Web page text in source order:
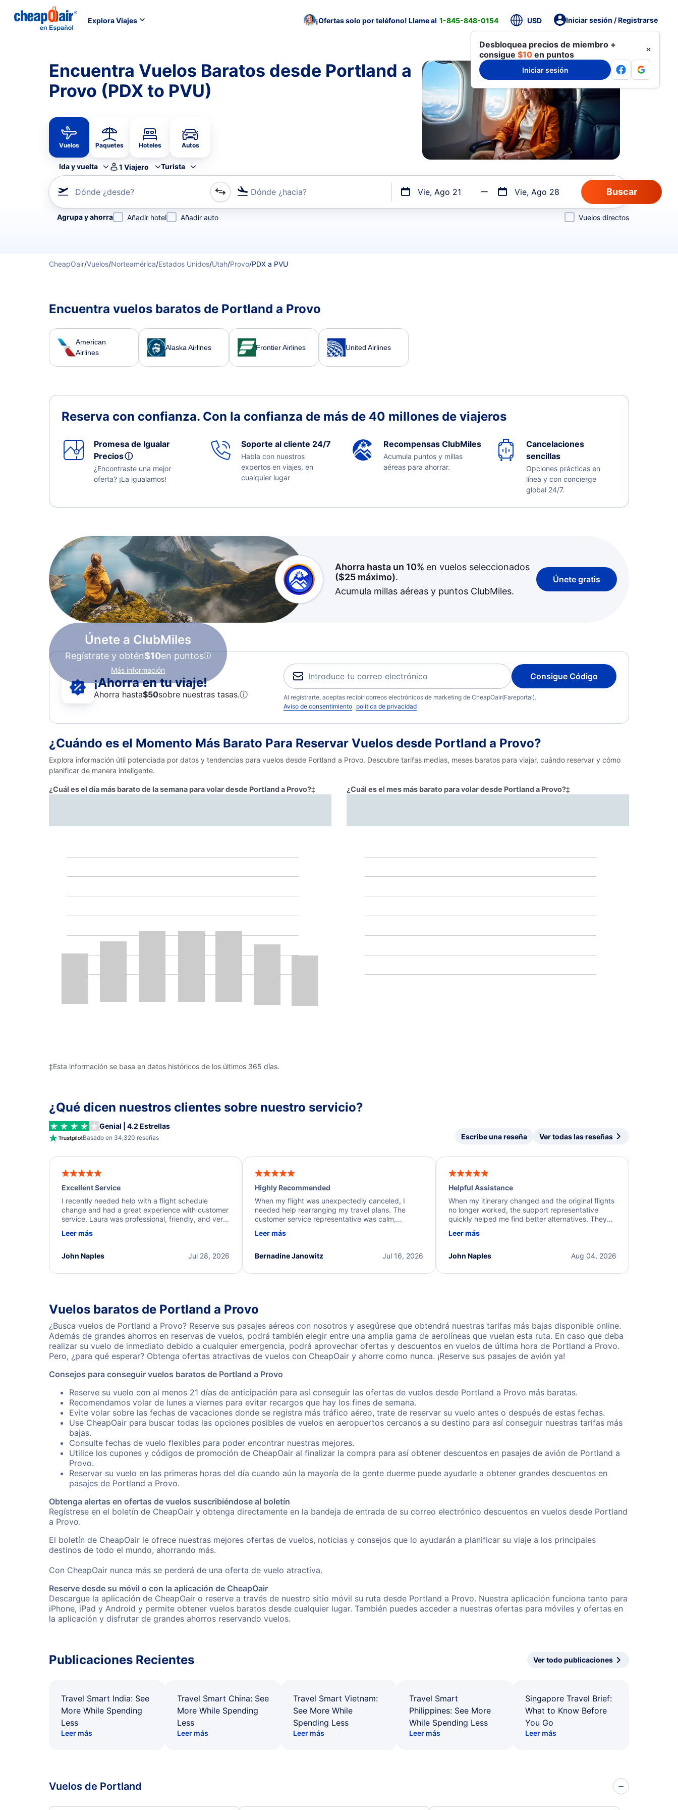
Explora Viajes ¡Ofertas solo por teléfono! Llame al 1-845-848-0154 USD Iniciar sesión / Registrarse
Desbloquea precios de miembro +
consigue $10 en puntos
Iniciar sesión
Encuentra Vuelos Baratos desde Portland a
Provo (PDX to PVU)
Vuelos Paquetes Hoteles Autos
Ida y vuelta 1 Viajero Turista
Dónde ¿desde? Dónde ¿hacia? Vie, Ago 21 Vie, Ago 28
Refina tu búsqueda por aerolínea, por ciudad o aeropuerto o por vuelos directos
Agrupa y ahorra Añadir hotel Añadir auto Vuelos directos
CheapOair/Vuelos/Norteamérica/Estados Unidos/Utah/Provo/PDX a PVU
Encuentra vuelos baratos de Portland a Provo
American
Airlines
Alaska Airlines Frontier Airlines United Airlines
Reserva con confianza. Con la confianza de más de 40 millones de viajeros
Promesa de Igualar
Preciosⓘ
¿Encontraste una mejor
oferta? ¡La igualamos!
Soporte al cliente 24/7
Habla con nuestros
expertos en viajes, en
cualquier lugar
Recompensas ClubMiles
Acumula puntos y millas
aéreas para ahorrar.
Cancelaciones
sencillas
Opciones prácticas en
línea y con concierge
global 24/7.
Únete a ClubMiles
Regístrate y obtén$10en puntos
Más información
Ahorra hasta un 10% en vuelos seleccionados
($25máximo).
Acumula millas aéreas y puntos ClubMiles.
Únete gratis
¡Ahorra en tu viaje!
Ahorra hasta$50sobre nuestras tasas.ⓘ
Consigue Código
Al registrarte, aceptas recibir correos electrónicos de marketing de CheapOair(Fareportal).
Aviso de consentimiento política de privacidad
¿Cuándo es el Momento Más Barato Para Reservar Vuelos desde Portland a Provo?
Explora información útil potenciada por datos y tendencias para vuelos desde Portland a Provo. Descubre tarifas medias, meses baratos para viajar, cuándo reservar y cómo
planificar de manera inteligente.
¿Cuál es el día más barato de la semana para volar desde Portland a Provo?‡ ¿Cuál es el mes más barato para volar desde Portland a Provo?‡
‡Esta información se basa en datos históricos de los últimos 365 días.
¿Qué dicen nuestros clientes sobre nuestro servicio?
Genial | 4.2 Estrellas
Basado en 34,320 reseñas Escribe una reseña Ver todas las reseñas
Excellent Service
I recently needed help with a flight schedule
change and had a great experience with customer
service. Laura was professional, friendly, and very
a solution and kept me informed of the next steps.
Leer más
Jul 28, 2026
John Naples
Highly Recommended
When my flight was unexpectedly canceled, I
needed help rearranging my travel plans. The
customer service representative was calm,
process. They quickly found alternative flight
I truly appreciate the excellent support and
Leer más
Jul 16, 2026
Bernadine Janowitz
Helpful Assistance
When my itinerary changed and the original flights
no longer worked, the support representative
quickly helped me find better alternatives. They
beyond to resolve the issue. I'm grateful for the
Leer más
Aug 04, 2026
John Naples
Vuelos baratos de Portland a Provo
¿Busca vuelos de Portland a Provo? Reserve sus pasajes aéreos con nosotros y asegúrese que obtendrá nuestras tarifas más bajas disponible online.
Además de grandes ahorros en reservas de vuelos, podrá también elegir entre una amplia gama de aerolíneas que vuelan esta ruta. En caso que deba
realizar su vuelo de inmediato debido a cualquier emergencia, podrá aprovechar ofertas y descuentos en vuelos de última hora de Portland a Provo.
Pero, ¿para qué esperar? Obtenga ofertas atractivas de vuelos con CheapOair y ahorre como nunca. ¡Reserve sus pasajes de avión ya!
Consejos para conseguir vuelos baratos de Portland a Provo
Reserve su vuelo con al menos 21 días de anticipación para así conseguir las ofertas de vuelos desde Portland a Provo más baratas.
Recomendamos volar de lunes a viernes para evitar recargos que hay los fines de semana.
Evite volar sobre las fechas de vacaciones donde se registra más tráfico aéreo, trate de reservar su vuelo antes o después de estas fechas.
Use CheapOair para buscar todas las opciones posibles de vuelos en aeropuertos cercanos a su destino para así conseguir nuestras tarifas más
bajas.
Consulte fechas de vuelo flexibles para poder encontrar nuestras mejores.
Utilice los cupones y códigos de promoción de CheapOair al finalizar la compra para así obtener descuentos en pasajes de avión de Portland a
Provo.
Reservar su vuelo en las primeras horas del día cuando aún la mayoría de la gente duerme puede ayudarle a obtener grandes descuentos en
pasajes de Portland a Provo.
Obtenga alertas en ofertas de vuelos suscribiéndose al boletín
Regístrese en el boletín de CheapOair y obtenga directamente en la bandeja de entrada de su correo electrónico descuentos en vuelos desde Portland
a Provo.
El boletín de CheapOair le ofrece nuestras mejores ofertas de vuelos, noticias y consejos que lo ayudarán a planificar su viaje a los principales
destinos de todo el mundo, ahorrando más.
Con CheapOair nunca más se perderá de una oferta de vuelo atractiva.
Reserve desde su móvil o con la aplicación de CheapOair
Descargue la aplicación de CheapOair o reserve a través de nuestro sitio móvil su ruta desde Portland a Provo. Nuestra aplicación funciona tanto para
iPhone, iPad y Android y permite obtener vuelos baratos desde cualquier lugar. También puedes acceder a nuestras ofertas para móviles y ofertas en
la aplicación y disfrutar de grandes ahorros reservando vuelos.
Publicaciones Recientes Ver todo publicaciones
Travel Smart India: See
More While Spending
Less
Leer más
Travel Smart China: See
More While Spending
Less
Leer más
Travel Smart Vietnam:
See More While
Spending Less
Leer más
Travel Smart
Philippines: See More
While Spending Less
Leer más
Singapore Travel Brief:
What to Know Before
You Go
Leer más
Vuelos de Portland